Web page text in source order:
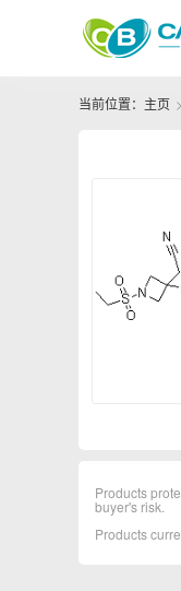
当前位置： 主页
Products
buyer's risk.
Products